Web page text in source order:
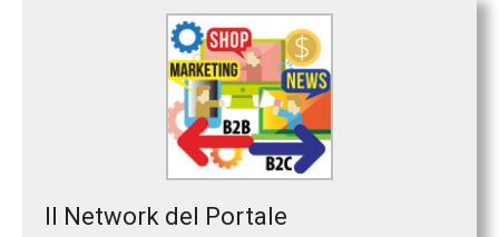
Il Network del Portale